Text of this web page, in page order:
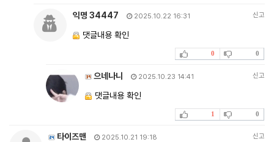
익명 34447 2025.10.22 16:31 신고
댓글내용 확인
0 0
으네나니 2025.10.23 14:41 신고
댓글내용 확인
1 0
타이즈맨 2025.10.21 19:18 신고